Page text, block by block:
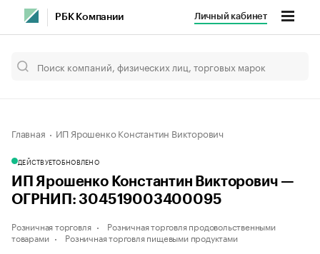
РБК Компании Личный кабинет
Главная ИП Ярошенко Константин Викторович
ДЕЙСТВУЕТОБНОВЛЕНО
ИП Ярошенко Константин Викторович —
ОГРНИП: 304519003400095
Розничная торговля
Розничная торговля продовольственными
товарами
Розничная торговля пищевыми продуктами